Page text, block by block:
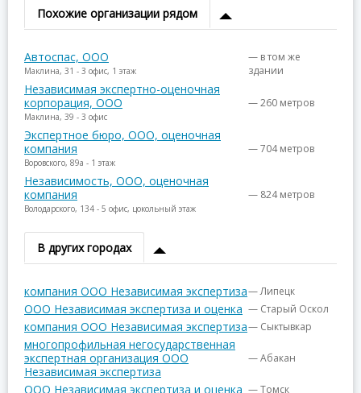
Похожие организации рядом
Автоспас, ООО
Маклина, 31 - 3 офис, 1 этаж
— в том же
здании
Независимая экспертно-оценочная
корпорация, ООО
Маклина, 39 - 3 офис
— 260 метров
Экспертное бюро, ООО, оценочная
компания
Воровского, 89а - 1 этаж
— 704 метров
Независимость, ООО, оценочная
компания
Володарского, 134 - 5 офис, цокольный этаж
— 824 метров
В других городах
компания ООО Независимая экспертиза— Липецк
ООО Независимая экспертиза и оценка — Старый Оскол
компания ООО Независимая экспертиза— Сыктывкар
многопрофильная негосударственная
экспертная организация ООО
Независимая экспертиза
— Абакан
ООО Независимая экспертиза и оценка — Томск